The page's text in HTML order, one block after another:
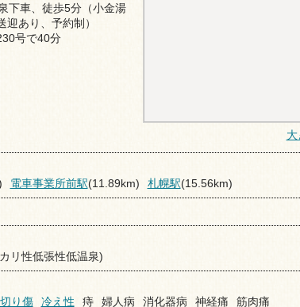
下車、徒歩5分（小金湯
あり、予約制）
号で40分
電車事業所前駅(11.89km) 札幌駅(15.56km)
リ性低張性低温泉)
切り傷 冷え性 痔 婦人病 消化器病 神経痛 筋肉痛